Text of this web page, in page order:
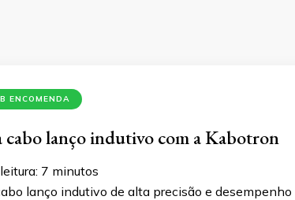
ENCOMENDA
lanço indutivo com a Kabotron
7 minutos
lanço indutivo de alta precisão e desempenho